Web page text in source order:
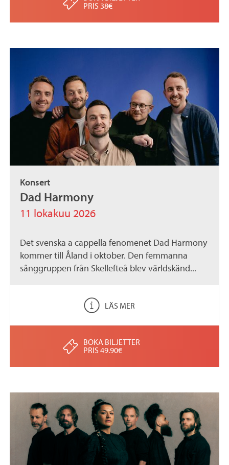
PRIS 38€
Konsert
Dad Harmony
11 lokakuu 2026
Det svenska a cappella fenomenet Dad Harmony
kommer till Åland i oktober. Den femmanna
sånggruppen från Skellefteå blev världskänd...
LÄS MER
BOKA BILJETTER
PRIS 49.90€